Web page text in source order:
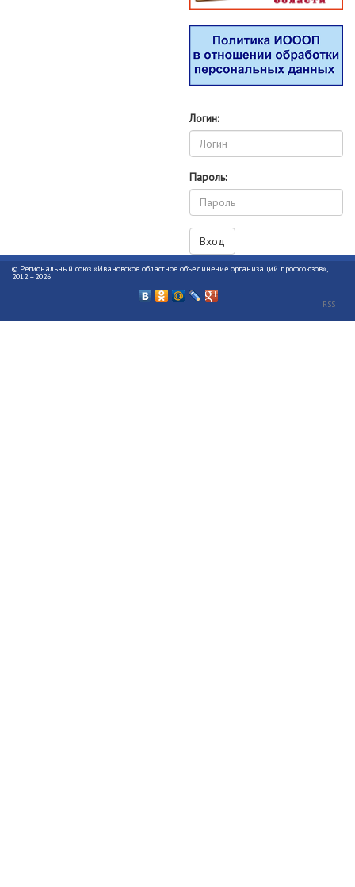
Логин:
Пароль:
© Региональный союз «Ивановское областное объединение организаций профсоюзов»,
2012 –2026
RSS